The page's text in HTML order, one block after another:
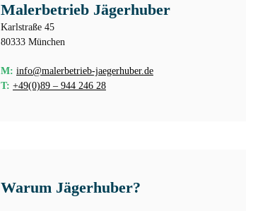
Malerbetrieb Jägerhuber
Karlstraße 45
80333 München
M: info@malerbetrieb-jaegerhuber.de
T: +49(0)89 – 944 246 28
Warum Jägerhuber?